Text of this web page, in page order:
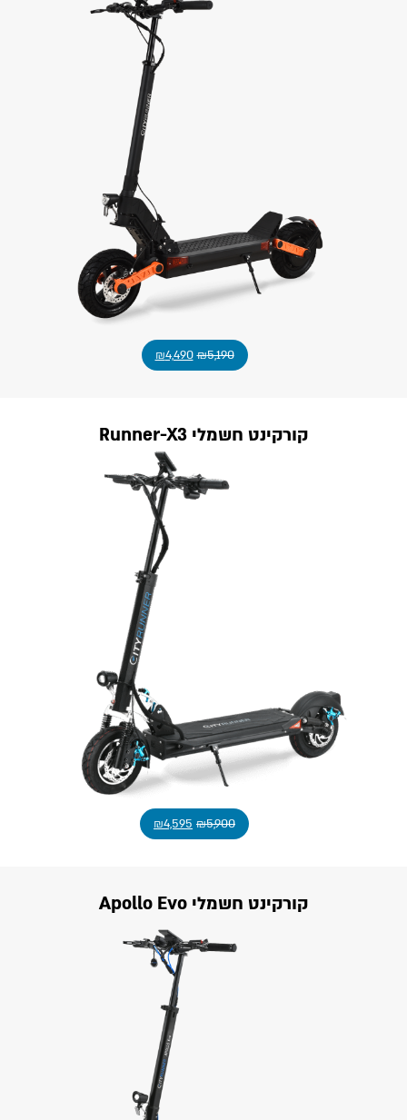
₪5,190
₪4,490
קורקינט חשמלי Runner-X3
₪5,900
₪4,595
קורקינט חשמלי Apollo Evo